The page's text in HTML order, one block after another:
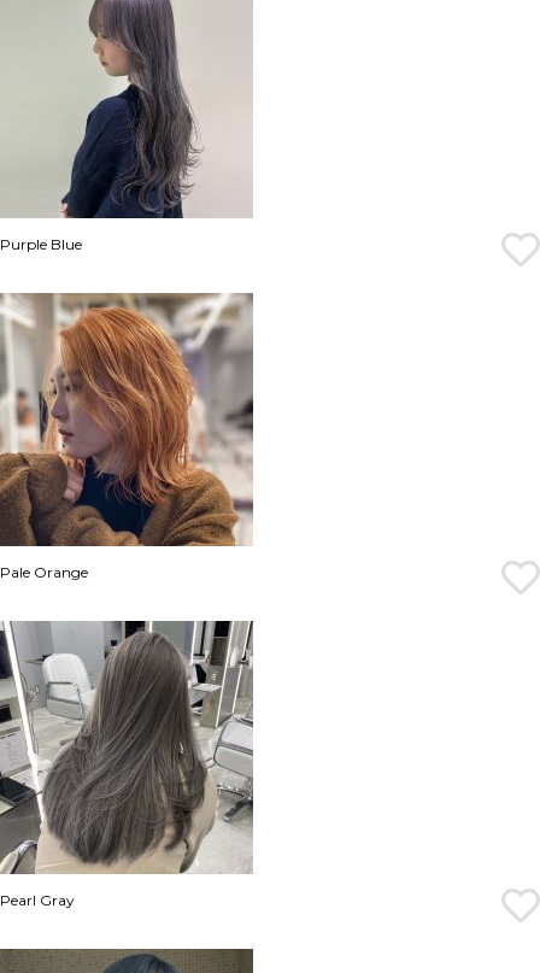
Purple Blue
Pale Orange
Pearl Gray